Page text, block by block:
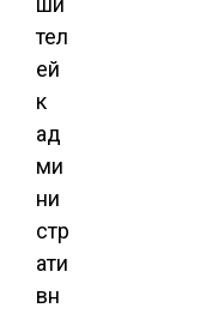
тел
ей
к
ад
ми
ни
стр
ати
вн